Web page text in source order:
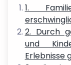
1.
2. Durch
und
Erlebnisse